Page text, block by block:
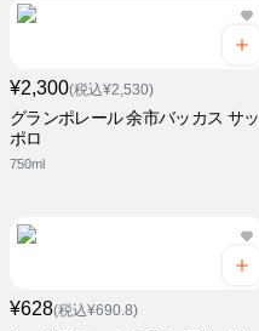
¥2,300(税込¥2,530)
グランポレール 余市バッカス サッ
ポロ
750ml
¥628(税込¥690.8)